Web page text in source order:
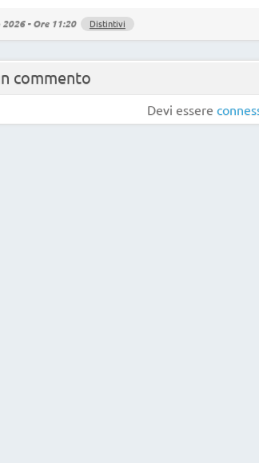
2026 - Ore 11:20 Distintivi
commento
Devi essere